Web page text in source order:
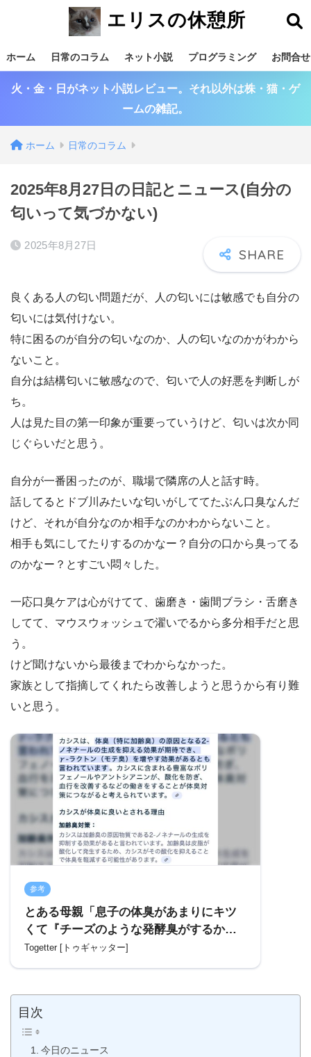
エリスの休憩所
ホーム 日常のコラム ネット小説 プログラミング お問合せ
火・金・日がネット小説レビュー。それ以外は株・猫・ゲ
ームの雑記。
ホーム 日常のコラム
2025年8月27日の日記とニュース(自分の
匂いって気づかない)
2025年8月27日
良くある人の匂い問題だが、人の匂いには敏感でも自分の
匂いには気付けない。
特に困るのが自分の匂いなのか、人の匂いなのかがわから
ないこと。
自分は結構匂いに敏感なので、匂いで人の好悪を判断しが
ち。
人は見た目の第一印象が重要っていうけど、匂いは次か同
じぐらいだと思う。
自分が一番困ったのが、職場で隣席の人と話す時。
話してるとドブ川みたいな匂いがしててたぶん口臭なんだ
けど、それが自分なのか相手なのかわからないこと。
相手も気にしてたりするのかなー？自分の口から臭ってる
のかなー？とすごい悶々した。
一応口臭ケアは心がけてて、歯磨き・歯間ブラシ・舌磨き
してて、マウスウォッシュで濯いでるから多分相手だと思
う。
けど聞けないから最後までわからなかった。
家族として指摘してくれたら改善しようと思うから有り難
いと思う。
参考
とある母親「息子の体臭があまりにキツ
くて『チーズのような発酵臭がするから
石鹸を使ってほしい』と言ったらひどく
Togetter [トゥギャッター]
目次
今日のニュース